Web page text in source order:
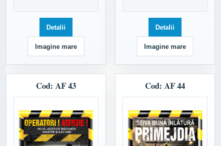
Detalii
Imagine mare
Detalii
Imagine mare
Cod: AF 43 Cod: AF 44